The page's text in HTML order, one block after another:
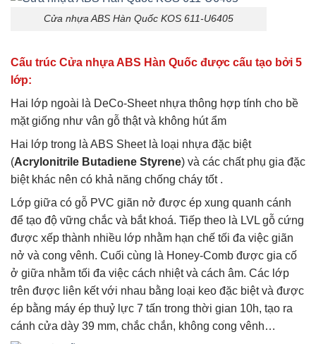
Cửa nhựa ABS Hàn Quốc KOS 611-U6405
Cấu trúc Cửa nhựa ABS Hàn Quốc được cấu tạo bởi 5
lớp:
Hai lớp ngoài là DeCo-Sheet nhựa thông hợp tính cho bề
mặt giống như vân gỗ thật và không hút ẩm
Hai lớp trong là ABS Sheet là loại nhựa đặc biệt
(Acrylonitrile Butadiene Styrene) và các chất phụ gia đặc
biệt khác nên có khả năng chống cháy tốt .
Lớp giữa có gỗ PVC giãn nở được ép xung quanh cánh
để tạo độ vững chắc và bắt khoá. Tiếp theo là LVL gỗ cứng
được xếp thành nhiều lớp nhằm hạn chế tối đa việc giãn
nở và cong vênh. Cuối cùng là Honey-Comb được gia cố
ở giữa nhằm tối đa việc cách nhiệt và cách âm. Các lớp
trên được liên kết với nhau bằng loại keo đặc biệt và được
ép bằng máy ép thuỷ lực 7 tấn trong thời gian 10h, tạo ra
cánh cửa dày 39 mm, chắc chắn, không cong vênh…